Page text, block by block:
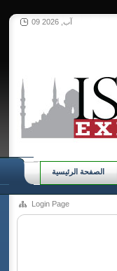
09 آب, 2026
الصفحة الرئيسية
Login Page